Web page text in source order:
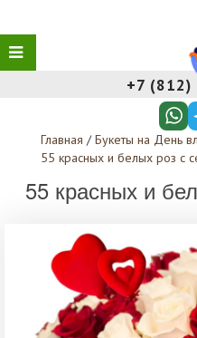
+7 (812)
Главная / Букеты на День
55 красных и белых роз с
55 красных и